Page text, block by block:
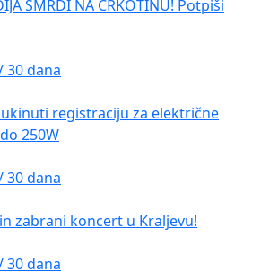
SMRDI NA CRKOTINU! Potpiši
30 dana
registraciju za električne
250W
30 dana
zabrani koncert u Kraljevu!
30 dana